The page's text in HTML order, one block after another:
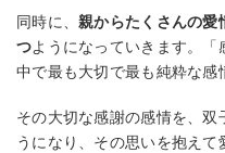
同時に、親からたくさんの愛
つようになっていきます。
中で最も大切で最も純粋な感
その大切な感謝の感情を、双
うになり、その思いを抱えて